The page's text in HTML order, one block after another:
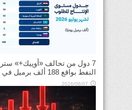
7 دول من تحالف «أوپيك+»
النفط بواقع 188 ألف برميل في يوليو المقبل
2026/06/07